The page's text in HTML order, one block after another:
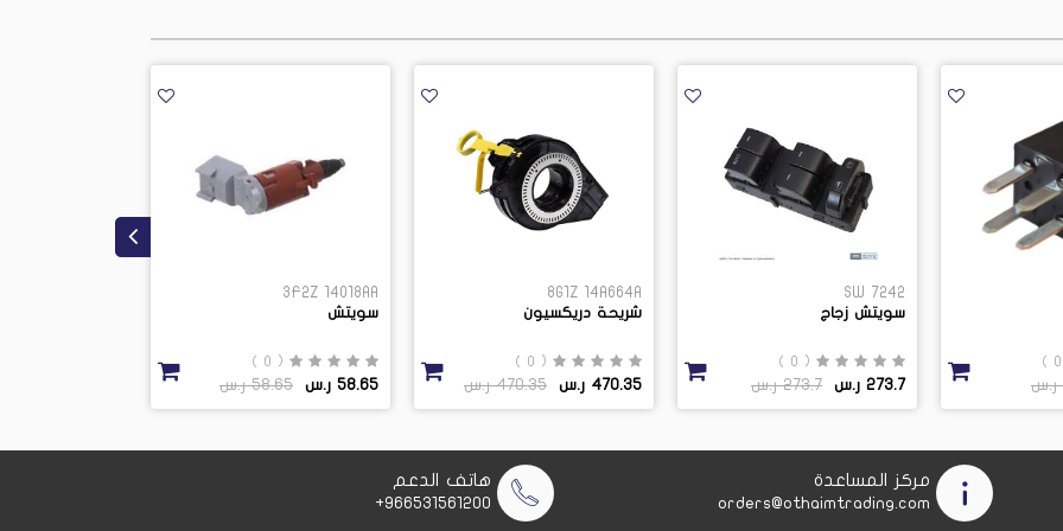
3F2Z 14018AA
سويتش
( 0 )
58.65 ر.س 58.65 ر.س
8G1Z 14A664A
شريحة دريكسيون
( 0 )
470.35 ر.س 470.35 ر.س
SW 7242
سويتش زجاج
( 0 )
273.7 ر.س 273.7 ر.س
مركز المساعدة
orders@othaimtrading.com
هاتف الدعم
966531561200+